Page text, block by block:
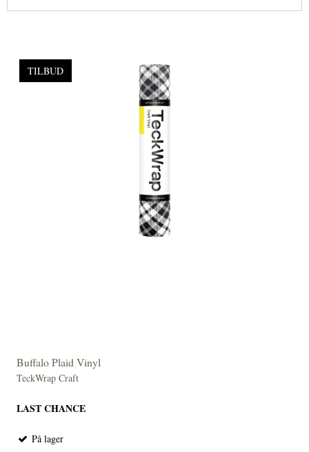
TILBUD
Buffalo Plaid Vinyl
TeckWrap Craft
LAST CHANCE
På lager